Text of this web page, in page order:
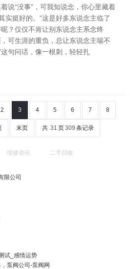
说“没事”，可我知说念，你心里藏着
实挺好的。”这是好多东说念主临了
？仅仅不肯让别东说念主系念终
可生涯的重负，总让东说念主喘不
句问话，像一根刺，轻轻扎
2 3 4 5 6 7 8
末页 共 31 页309 条记录
维修资讯 二手回收
限公司
试_感情运势
泵阀公司-泵阀网